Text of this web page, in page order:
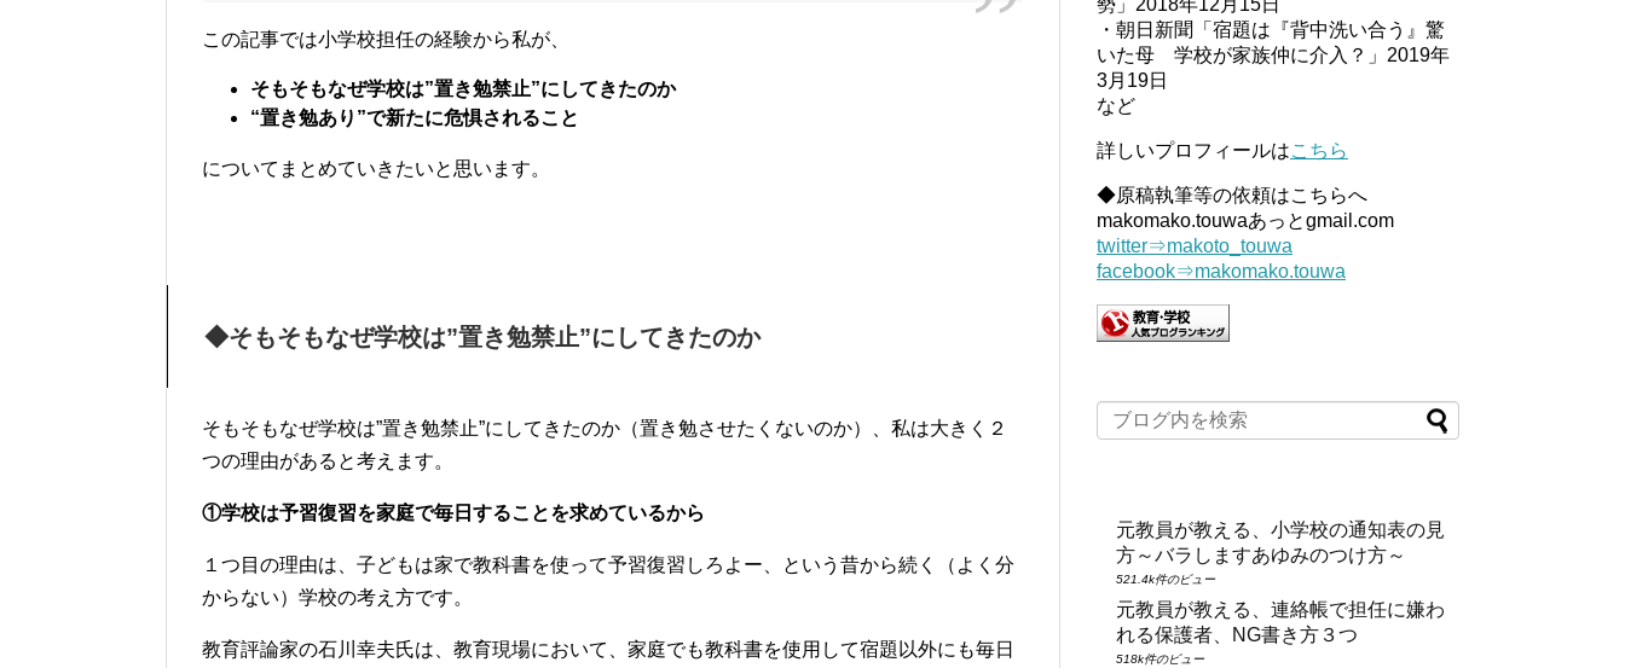
この記事では小学校担任の経験から私が、
そもそもなぜ学校は”置き勉禁止”にしてきたのか
“置き勉あり”で新たに危惧されること
についてまとめていきたいと思います。
◆そもそもなぜ学校は”置き勉禁止”にしてきたのか
そもそもなぜ学校は”置き勉禁止”にしてきたのか（置き勉させたくないのか）、私は大きく２
つの理由があると考えます。
①学校は予習復習を家庭で毎日することを求めているから
１つ目の理由は、子どもは家で教科書を使って予習復習しろよー、という昔から続く（よく分
からない）学校の考え方です。
教育評論家の石川幸夫氏は、教育現場において、家庭でも教科書を使用して宿題以外にも毎日
勢」2018年12月15日
・朝日新聞「宿題は『背中洗い合う』驚
いた母 学校が家族仲に介入？」2019年
3月19日
など
詳しいプロフィールはこちら
◆原稿執筆等の依頼はこちらへ
makomako.touwaあっとgmail.com
twitter⇒makoto_touwa
facebook⇒makomako.touwa
元教員が教える、小学校の通知表の見
方～バラしますあゆみのつけ方～
521.4k件のビュー
元教員が教える、連絡帳で担任に嫌わ
れる保護者、NG書き方３つ
518k件のビュー